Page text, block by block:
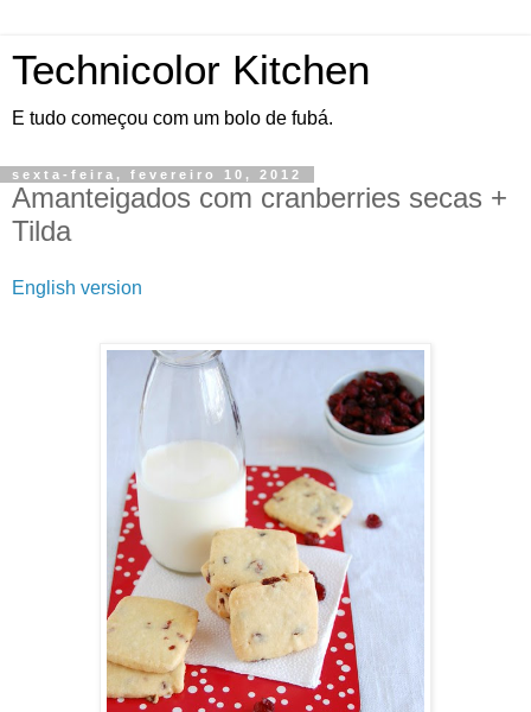
Technicolor Kitchen
E tudo começou com um bolo de fubá.
sexta-feira, fevereiro 10, 2012
Amanteigados com cranberries secas +
Tilda
English version